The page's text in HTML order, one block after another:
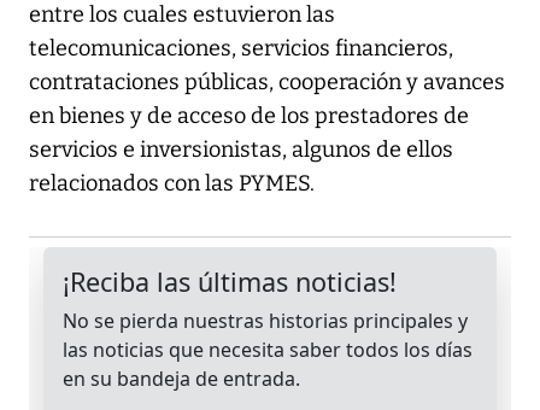
entre los cuales estuvieron las
telecomunicaciones, servicios financieros,
contrataciones públicas, cooperación y avances
en bienes y de acceso de los prestadores de
servicios e inversionistas, algunos de ellos
relacionados con las PYMES.